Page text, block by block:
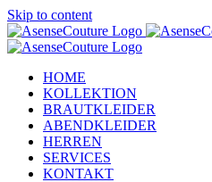
Skip to content
HOME
KOLLEKTION
BRAUTKLEIDER
ABENDKLEIDER
HERREN
SERVICES
KONTAKT